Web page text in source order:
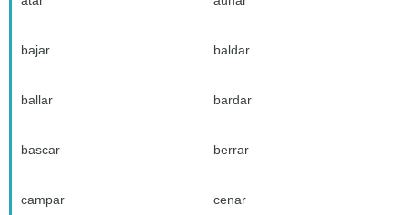
bajar baldar
ballar bardar
bascar berrar
campar cenar